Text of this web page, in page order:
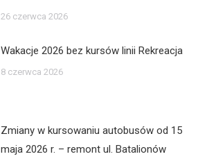
26 czerwca 2026
Wakacje 2026 bez kursów linii Rekreacja
8 czerwca 2026
Zmiany w kursowaniu autobusów od 15
maja 2026 r. – remont ul. Batalionów